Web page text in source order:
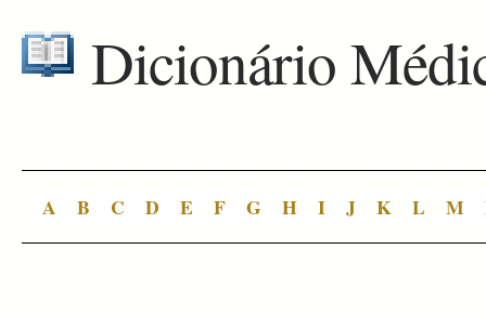
Dicionário
A B C D E F G H I J K L M